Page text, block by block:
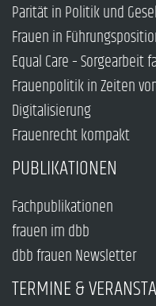
Parität in Politik und
Frauen in
Equal Care – Sorgearbeit
Frauenpolitik in Zeiten
Digitalisierung
Frauenrecht kompakt
PUBLIKATIONEN
Fachpublikationen
frauen im dbb
dbb frauen Newsletter
TERMINE &